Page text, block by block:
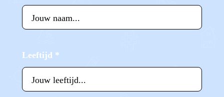
Leeftijd *